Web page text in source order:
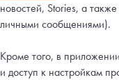
новостей, Stories, а
личными сообщениями).
Кроме того, в
и доступ к настройкам